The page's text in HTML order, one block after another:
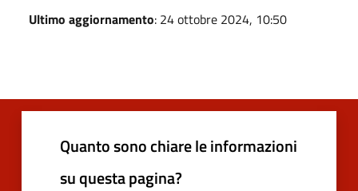
Ultimo aggiornamento: 24 ottobre 2024, 10:50
Quanto sono chiare le informazioni
su questa pagina?